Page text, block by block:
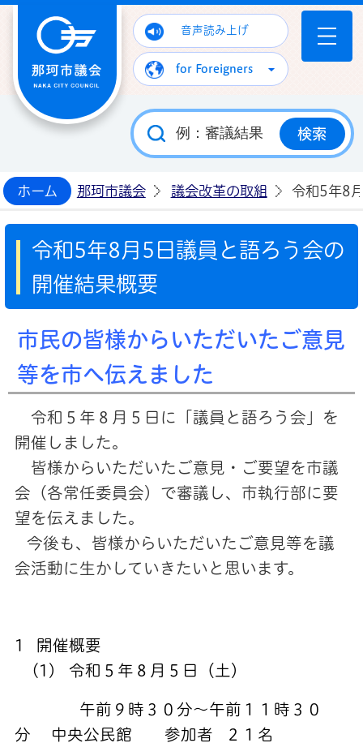
那珂市議会ホームページ
音声読み上げ
for Foreigners
ホーム 那珂市議会 議会改革の取組 令和5年8
令和5年8月5日議員と語ろう会の
開催結果概要
市民の皆様からいただいたご意見
等を市へ伝えました
令和５年８月５日に「議員と語ろう会」を
開催しました。
皆様からいただいたご意見・ご要望を市議
会（各常任委員会）で審議し、市執行部に要
望を伝えました。
今後も、皆様からいただいたご意見等を議
会活動に生かしていきたいと思います。
1 開催概要
(1) 令和５ 年８月５日（土）
午前９時３０分～午前１１時３０
分 中央公民館 参加者 ２１名